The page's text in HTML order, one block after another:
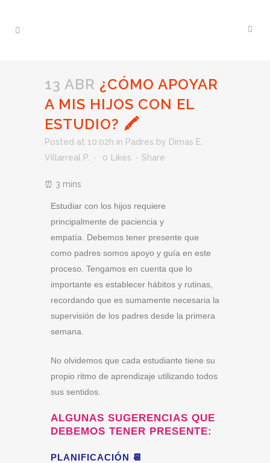
13 ABR ¿CÓMO APOYAR
A MIS HIJOS CON EL
ESTUDIO? 🖍
Posted at 10:02h in Padres by Dimas E.
Villarreal P.
0 Likes Share
Estudiar con los hijos requiere
principalmente de paciencia y
empatía. Debemos tener presente que
como padres somos apoyo y guía en este
proceso. Tengamos en cuenta que lo
importante es establecer hábitos y rutinas,
recordando que es sumamente necesaria la
supervisión de los padres desde la primera
semana.
No olvidemos que cada estudiante tiene su
propio ritmo de aprendizaje utilizando todos
sus sentidos.
ALGUNAS SUGERENCIAS QUE
DEBEMOS TENER PRESENTE:
PLANIFICACIÓN 📆